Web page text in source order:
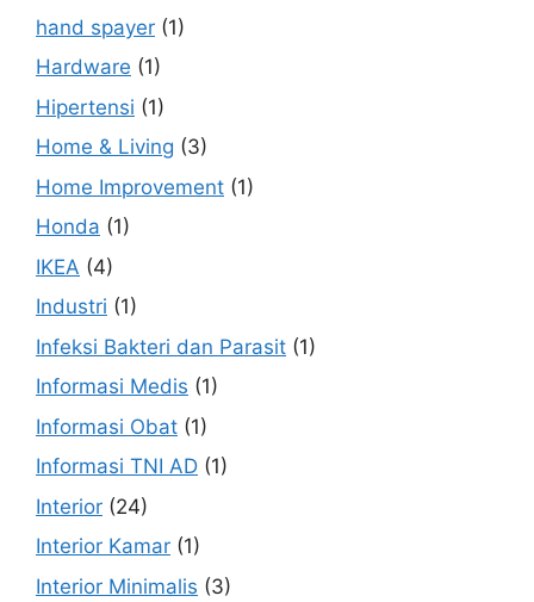
hand spayer (1)
Hardware (1)
Hipertensi (1)
Home & Living (3)
Home Improvement (1)
Honda (1)
IKEA (4)
Industri (1)
Infeksi Bakteri dan Parasit (1)
Informasi Medis (1)
Informasi Obat (1)
Informasi TNI AD (1)
Interior (24)
Interior Kamar (1)
Interior Minimalis (3)